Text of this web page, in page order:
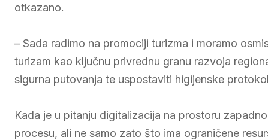
otkazano.
– Sada radimo na promociji turizma i moramo
turizam kao ključnu privrednu granu razvoja
sigurna putovanja te uspostaviti higijenske
Kada je u pitanju digitalizacija na prostoru
procesu, ali ne samo zato što ima ograničene